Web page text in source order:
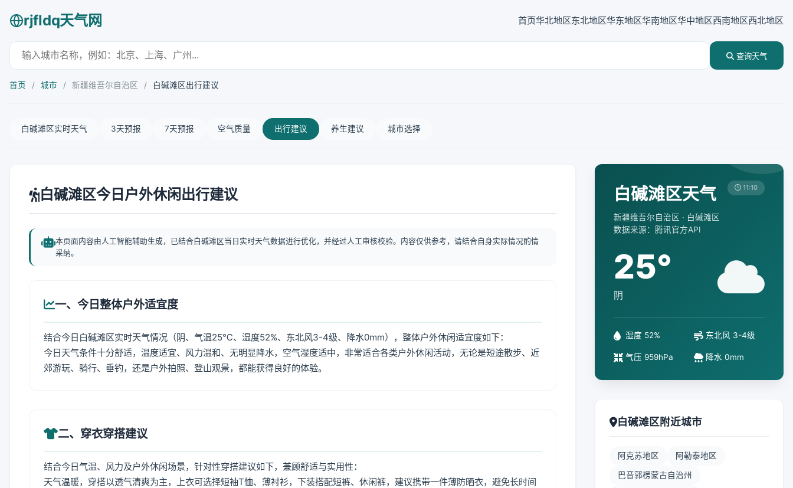
rjfldq天气网 首页华北地区东北地区华东地区华南地区华中地区西南地区西北地区
查询天气
首页 / 城市 / 新疆维吾尔自治区 / 白碱滩区出行建议
白碱滩区实时天气 3天预报 7天预报 空气质量 出行建议 养生建议 城市选择
白碱滩区今日户外休闲出行建议
本页面内容由人工智能辅助生成，已结合白碱滩区当日实时天气数据进行优化，并经过人工审核校验。内容仅供参考，请结合自身实际情况酌情
采纳。
一、今日整体户外适宜度
结合今日白碱滩区实时天气情况（阴、气温25℃、湿度52%、东北风3-4级、降水0mm），整体户外休闲适宜度如下：
今日天气条件十分舒适，温度适宜、风力温和、无明显降水，空气湿度适中，非常适合各类户外休闲活动，无论是短途散步、近
郊游玩、骑行、垂钓，还是户外拍照、登山观景，都能获得良好的体验。
二、穿衣穿搭建议
结合今日气温、风力及户外休闲场景，针对性穿搭建议如下，兼顾舒适与实用性：
天气温暖，穿搭以透气清爽为主，上衣可选择短袖T恤、薄衬衫，下装搭配短裤、休闲裤，建议携带一件薄防晒衣，避免长时间
白碱滩区天气
新疆维吾尔自治区 · 白碱滩区
数据来源：腾讯官方API
11:10
25°
阴
湿度 52% 东北风 3-4级
气压 959hPa 降水 0mm
白碱滩区附近城市
阿克苏地区 阿勒泰地区
巴音郭楞蒙古自治州